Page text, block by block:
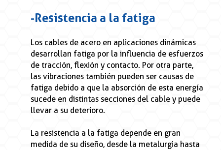
- Resistencia a la fatiga
Los cables de acero en aplicaciones dinámicas
desarrollan fatiga por la influencia de esfuerzos
de tracción, flexión y contacto. Por otra parte,
las vibraciones también pueden ser causas de
fatiga debido a que la absorción de esta energía
sucede en distintas secciones del cable y puede
llevar a su deterioro.
La resistencia a la fatiga depende en gran
medida de su diseño, desde la metalurgia hasta